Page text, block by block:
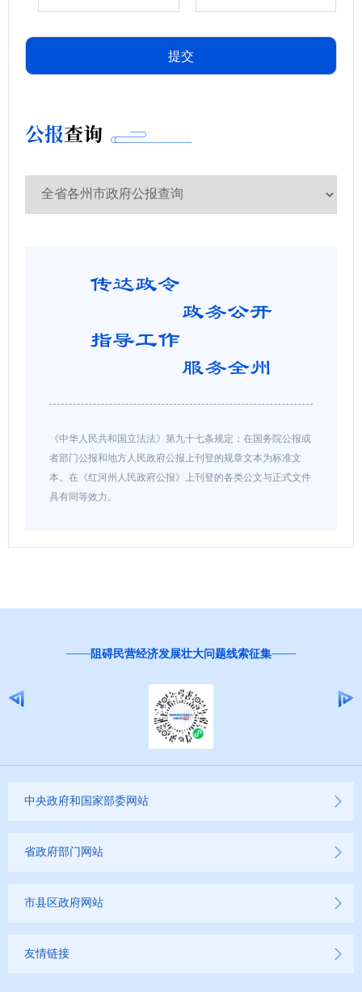
公报查询
《中华人民共和国立法法》第九十七条规定：在国务院公报或
者部门公报和地方人民政府公报上刊登的规章文本为标准文
本。在《红河州人民政府公报》上刊登的各类公文与正式文件
具有同等效力。
阻碍民营经济发展壮大问题线索征集
中央政府和国家部委网站
省政府部门网站
市县区政府网站
友情链接